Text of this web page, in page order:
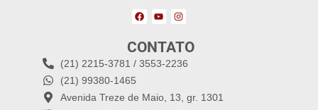
CONTATO
(21) 2215-3781 / 3553-2236
(21) 99380-1465
Avenida Treze de Maio, 13, gr. 1301